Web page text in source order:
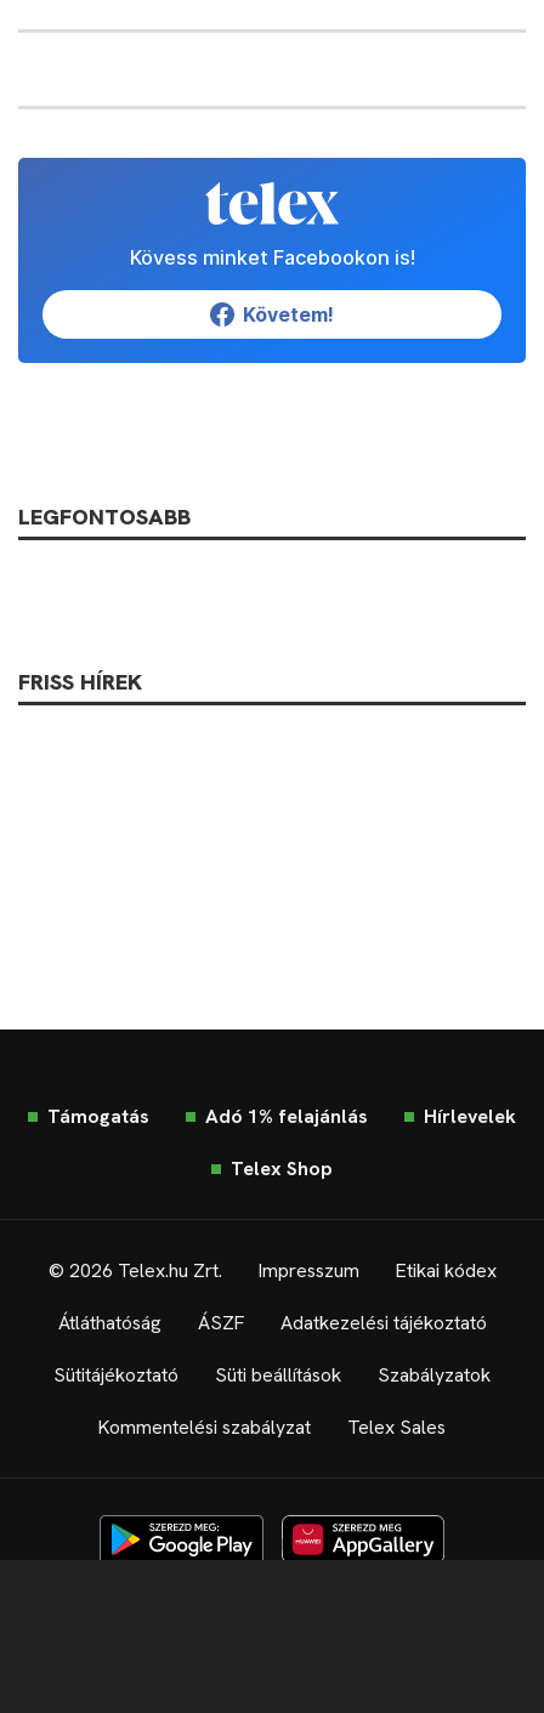
Kövess minket Facebookon is!
Követem!
LEGFONTOSABB
FRISS HÍREK
Támogatás Adó 1% felajánlás Hírlevelek
Telex Shop
© 2026 Telex.hu Zrt. Impresszum Etikai kódex
Átláthatóság ÁSZF Adatkezelési tájékoztató
Sütitájékoztató Süti beállítások Szabályzatok
Kommentelési szabályzat Telex Sales